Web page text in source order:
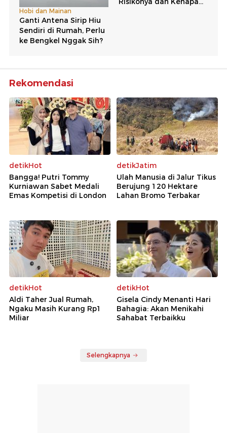
Rekomendasi
detikHot
Bangga! Putri Tommy
Kurniawan Sabet Medali
Emas Kompetisi di London
detikJatim
Ulah Manusia di Jalur Tikus
Berujung 120 Hektare
Lahan Bromo Terbakar
detikHot
Aldi Taher Jual Rumah,
Ngaku Masih Kurang Rp1
Miliar
detikHot
Gisela Cindy Menanti Hari
Bahagia: Akan Menikahi
Sahabat Terbaikku
Selengkapnya